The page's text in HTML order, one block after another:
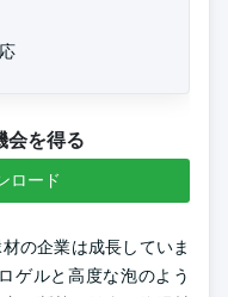
会を得る
ロード
の企業は成長していま
ゲルと高度な泡のよう